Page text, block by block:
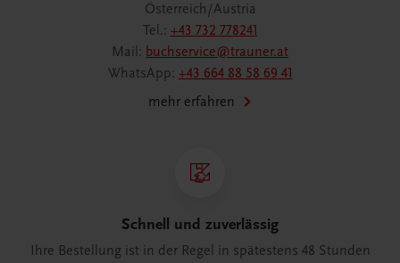
Österreich/Austria
Tel.: +43 732 778241
Mail: buchservice@trauner.at
WhatsApp: +43 664 88 58 69 41
mehr erfahren
Schnell und zuverlässig
Ihre Bestellung ist in der Regel in spätestens 48 Stunden